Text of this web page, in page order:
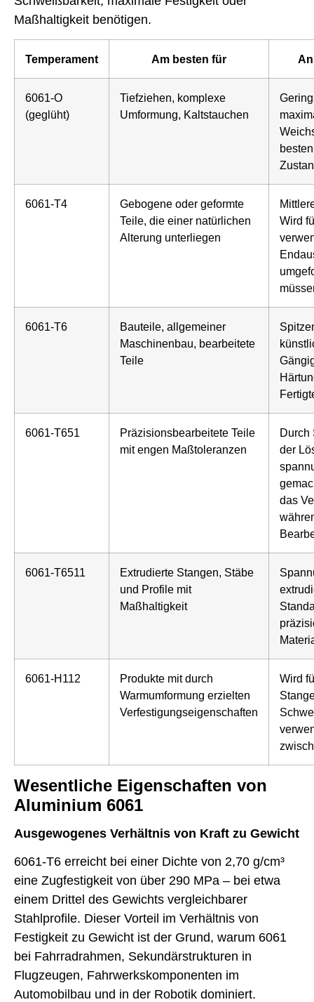
Maßhaltigkeit benötigen.
Temperament Am besten für
6061-O
(geglüht)
Tiefziehen, komplexe
Umformung, Kaltstauchen
6061-T4
Gebogene oder geformte
Teile, die einer natürlichen
Alterung unterliegen
Wird
6061-T6
Bauteile, allgemeiner
Maschinenbau, bearbeitete
Teile
6061-T651
Präzisionsbearbeitete Teile
mit engen Maßtoleranzen
Durch
der
das
6061-T6511
Extrudierte Stangen, Stäbe
und Profile mit
Maßhaltigkeit
6061-H112
Produkte mit durch
Warmumformung erzielten
Verfestigungseigenschaften
Wird
Wesentliche Eigenschaften von
Aluminium 6061
Ausgewogenes Verhältnis von Kraft zu Gewicht
6061-T6 erreicht bei einer Dichte von 2,70 g/cm³
eine Zugfestigkeit von über 290 MPa – bei etwa
einem Drittel des Gewichts vergleichbarer
Stahlprofile. Dieser Vorteil im Verhältnis von
Festigkeit zu Gewicht ist der Grund, warum 6061
bei Fahrradrahmen, Sekundärstrukturen in
Flugzeugen, Fahrwerkskomponenten im
Automobilbau und in der Robotik dominiert.